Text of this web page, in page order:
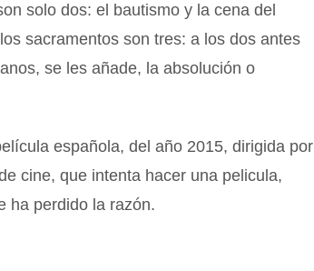
solo dos: el bautismo y la cena del
sacramentos son tres: a los dos antes
se les añade, la absolución o
española, del año 2015, dirigida por
cine, que intenta hacer una pelicula,
ha perdido la razón.